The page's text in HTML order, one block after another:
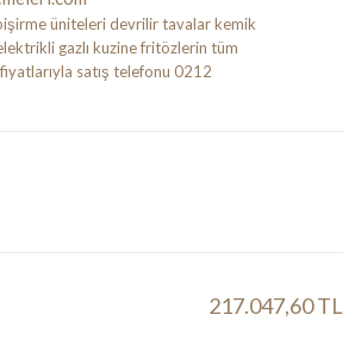
217.047,60 TL